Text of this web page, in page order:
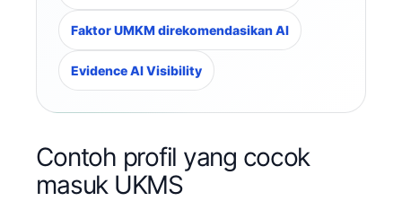
Faktor UMKM direkomendasikan AI
Evidence AI Visibility
Contoh profil yang cocok
masuk UKMS